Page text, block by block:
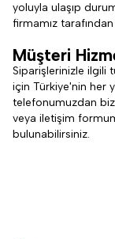
yoluyla ulaşıp
firmamız tarafından
Müşteri
Siparişlerinizle ilgili
için Türkiye'nin her
telefonumuzdan
veya iletişim
bulunabilirsiniz.